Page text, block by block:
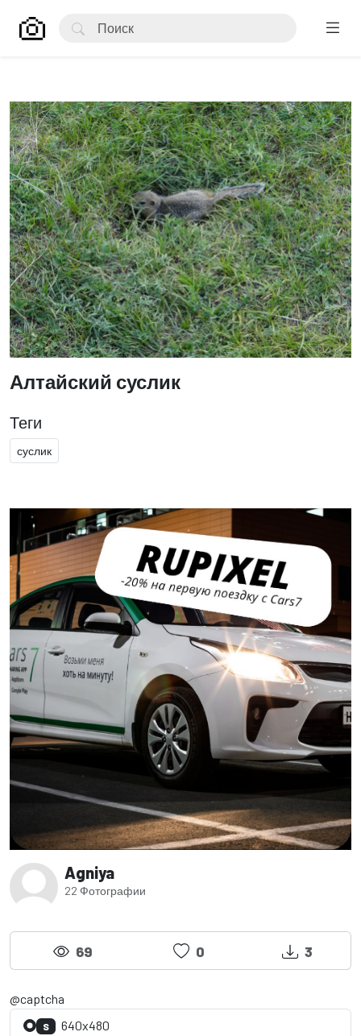
Алтайский суслик
Теги
суслик
Agniya
22 Фотографии
69 0 3
@captcha
S 640x480